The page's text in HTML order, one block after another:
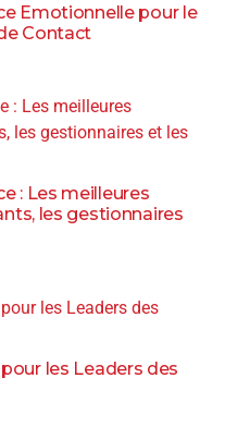
Emotionnelle pour le
Contact
: Les meilleures
les gestionnaires
les Leaders des